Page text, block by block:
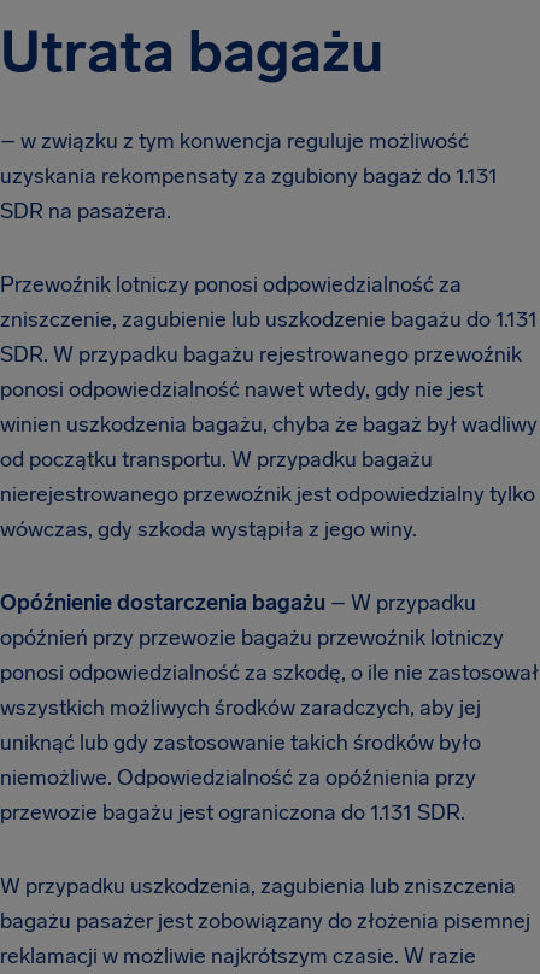
Utrata bagażu
– w związku z tym konwencja reguluje możliwość
uzyskania rekompensaty za zgubiony bagaż do 1.131
SDR na pasażera.
Przewoźnik lotniczy ponosi odpowiedzialność za
zniszczenie, zagubienie lub uszkodzenie bagażu do 1.131
SDR. W przypadku bagażu rejestrowanego przewoźnik
ponosi odpowiedzialność nawet wtedy, gdy nie jest
winien uszkodzenia bagażu, chyba że bagaż był wadliwy
od początku transportu. W przypadku bagażu
nierejestrowanego przewoźnik jest odpowiedzialny tylko
wówczas, gdy szkoda wystąpiła z jego winy.
Opóźnienie dostarczenia bagażu – W przypadku
opóźnień przy przewozie bagażu przewoźnik lotniczy
ponosi odpowiedzialność za szkodę, o ile nie zastosował
wszystkich możliwych środków zaradczych, aby jej
uniknąć lub gdy zastosowanie takich środków było
niemożliwe. Odpowiedzialność za opóźnienia przy
przewozie bagażu jest ograniczona do 1.131 SDR.
W przypadku uszkodzenia, zagubienia lub zniszczenia
bagażu pasażer jest zobowiązany do złożenia pisemnej
reklamacji w możliwie najkrótszym czasie. W razie